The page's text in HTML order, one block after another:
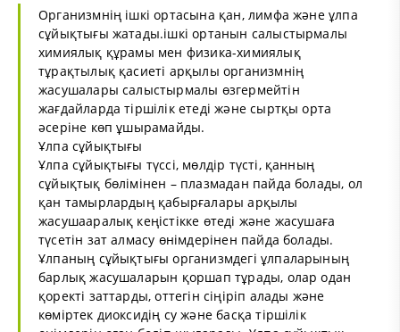
Организмнің ішкі ортасына қан, лимфа және ұлпа
сұйықтығы жатады.ішкі ортанын салыстырмалы
химиялық құрамы мен физика-химиялық
тұрақтылық қасиеті арқылы организмнің
жасушалары салыстырмалы өзгермейтін
жағдайларда тіршілік етеді және сыртқы орта
әсеріне көп ұшырамайды.
Ұлпа сұйықтығы
Ұлпа сұйықтығы түссі, мөлдір түсті, қанның
сұйықтық бөлімінен – плазмадан пайда болады, ол
қан тамырлардың қабырғалары арқылы
жасушааралық кеңістікке өтеді және жасушаға
түсетін зат алмасу өнімдерінен пайда болады.
Ұлпаның сұйықтығы организмдегі ұлпаларының
барлық жасушаларын қоршап тұрады, олар одан
қоректі заттарды, оттегін сіңіріп алады және
көміртек диоксидің су және басқа тіршілік